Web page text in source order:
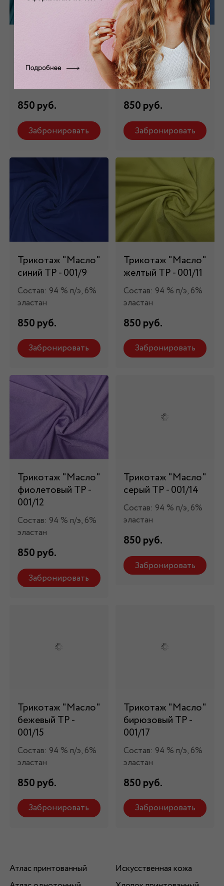
Трикотаж "Масло"
голубой ТР - 001/7
Состав: 94 % п/э, 6%
850 руб.
Забронировать
Трикотаж "Масло"
голубой ТР - 001/8
Состав: 94 % п/э, 6%
эластан
850 руб.
Забронировать
Трикотаж "Масло"
синий ТР - 001/9
Состав: 94 % п/э, 6%
эластан
850 руб.
Забронировать
Трикотаж "Масло"
желтый ТР - 001/11
Состав: 94 % п/э, 6%
эластан
850 руб.
Забронировать
Трикотаж "Масло"
фиолетовый ТР -
001/12
Состав: 94 % п/э, 6%
эластан
850 руб.
Забронировать
Трикотаж "Масло"
серый ТР - 001/14
Состав: 94 % п/э, 6%
эластан
850 руб.
Забронировать
Трикотаж "Масло"
бежевый ТР -
001/15
Состав: 94 % п/э, 6%
эластан
850 руб.
Забронировать
Трикотаж "Масло"
бирюзовый ТР -
001/17
Состав: 94 % п/э, 6%
эластан
850 руб.
Забронировать
Атлас принтованный
Искусственная кожа